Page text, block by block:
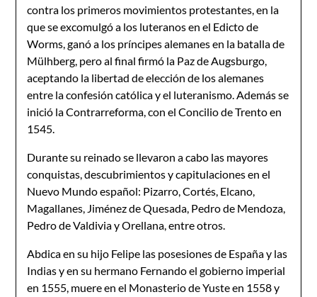
contra los primeros movimientos protestantes, en la
que se excomulgó a los luteranos en el Edicto de
Worms, ganó a los príncipes alemanes en la batalla de
Mülhberg, pero al final firmó la Paz de Augsburgo,
aceptando la libertad de elección de los alemanes
entre la confesión católica y el luteranismo. Además se
inició la Contrarreforma, con el Concilio de Trento en
1545.
Durante su reinado se llevaron a cabo las mayores
conquistas, descubrimientos y capitulaciones en el
Nuevo Mundo español: Pizarro, Cortés, Elcano,
Magallanes, Jiménez de Quesada, Pedro de Mendoza,
Pedro de Valdivia y Orellana, entre otros.
Abdica en su hijo Felipe las posesiones de España y las
Indias y en su hermano Fernando el gobierno imperial
en 1555, muere en el Monasterio de Yuste en 1558 y